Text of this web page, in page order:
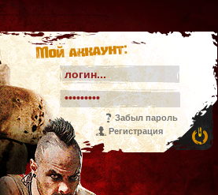
Мой аккаунт:
Забыл пароль
Регистрация